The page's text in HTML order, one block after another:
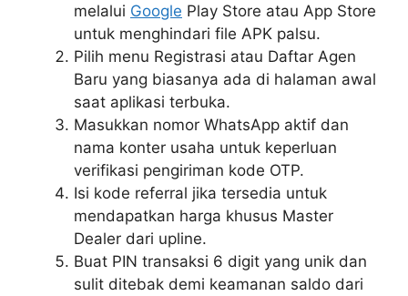
melalui Google Play Store atau App Store
untuk menghindari file APK palsu.
Pilih menu Registrasi atau Daftar Agen
Baru yang biasanya ada di halaman awal
saat aplikasi terbuka.
Masukkan nomor WhatsApp aktif dan
nama konter usaha untuk keperluan
verifikasi pengiriman kode OTP.
Isi kode referral jika tersedia untuk
mendapatkan harga khusus Master
Dealer dari upline.
Buat PIN transaksi 6 digit yang unik dan
sulit ditebak demi keamanan saldo dari